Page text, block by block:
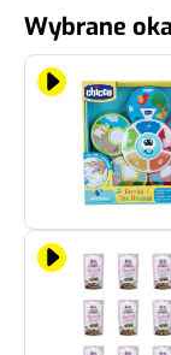
Wybrane